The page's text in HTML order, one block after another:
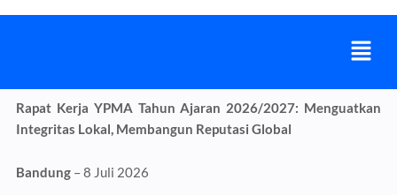
t
p
t
a
m
t
Menu
Rapat Kerja YPMA Tahun Ajaran 2026/2027: Menguatkan
Integritas Lokal, Membangun Reputasi Global
Bandung– 8 Juli 2026